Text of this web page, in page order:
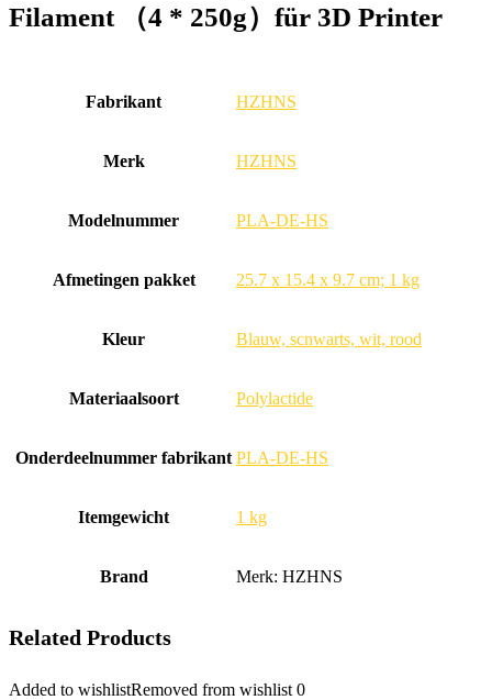
Filament （4 * 250g）für 3D Printer
Fabrikant ‎HZHNS
Merk ‎HZHNS
Modelnummer ‎PLA-DE-HS
Afmetingen pakket ‎25.7 x 15.4 x 9.7 cm; 1 kg
Kleur ‎Blauw, scnwarts, wit, rood
Materiaalsoort ‎Polylactide
Onderdeelnummer fabrikant ‎PLA-DE-HS
Itemgewicht ‎1 kg
Brand Merk: HZHNS
Related Products
Added to wishlistRemoved from wishlist 0